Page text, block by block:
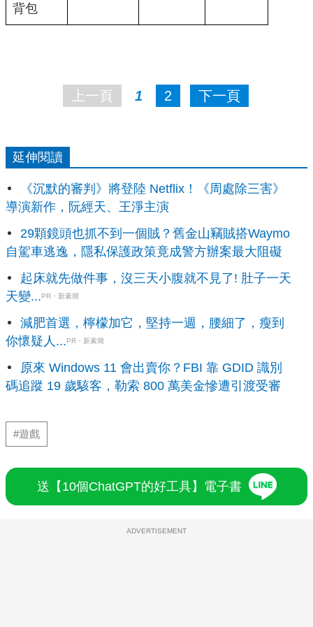
背包
上一頁 1 2 下一頁
延伸閱讀
《沉默的審判》將登陸 Netflix！《周處除三害》
導演新作，阮經天、王淨主演
29顆鏡頭也抓不到一個賊？舊金山竊賊搭Waymo
自駕車逃逸，隱私保護政策竟成警方辦案最大阻礙
起床就先做件事，沒三天小腹就不見了! 肚子一天
天變...PR・新素簡
減肥首選，檸檬加它，堅持一週，腰細了，瘦到
你懷疑人...PR・新素簡
原來 Windows 11 會出賣你？FBI 靠 GDID 識別
碼追蹤 19 歲駭客，勒索 800 萬美金慘遭引渡受審
#遊戲
送【10個ChatGPT的好工具】電子書
ADVERTISEMENT